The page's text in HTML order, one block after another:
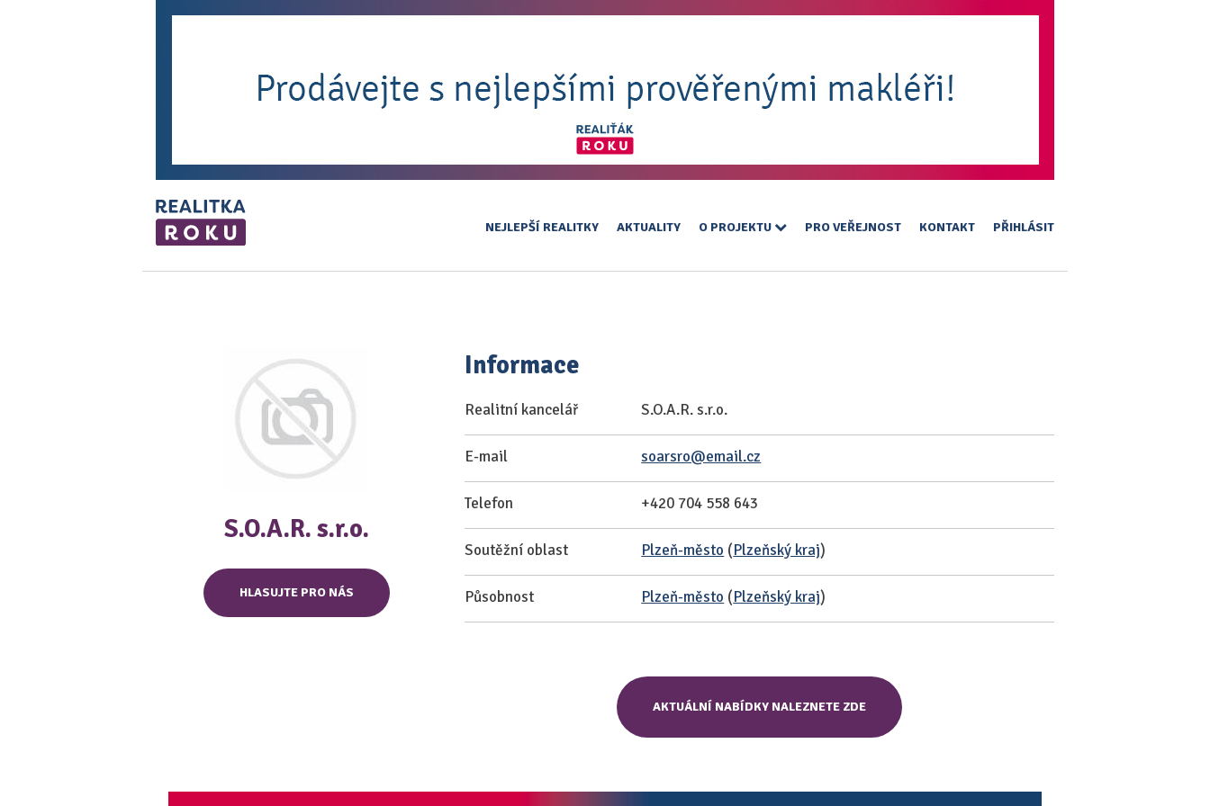
NEJLEPŠÍ REALITKY AKTUALITY O PROJEKTU PRO VEŘEJNOST KONTAKT PŘIHLÁSIT
S.O.A.R. s.r.o.
HLASUJTE PRO NÁS
Informace
Realitní kancelář S.O.A.R. s.r.o.
E-mail soarsro@email.cz
Telefon +420 704 558 643
Soutěžní oblast Plzeň-město (Plzeňský kraj)
Působnost Plzeň-město (Plzeňský kraj)
AKTUÁLNÍ NABÍDKY NALEZNETE ZDE